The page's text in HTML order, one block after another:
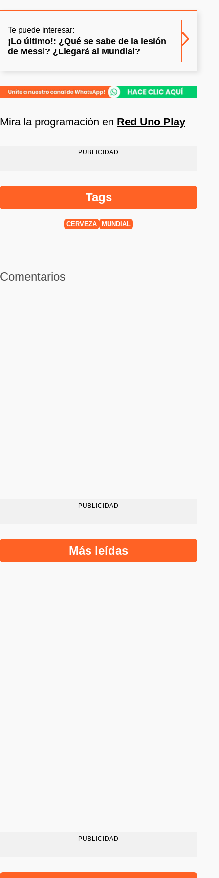
Te puede interesar:
¡Lo último!: ¿Qué se sabe de la lesión
de Messi? ¿Llegará al Mundial?
Mira la programación en Red Uno Play
PUBLICIDAD
Tags
CERVEZA MUNDIAL
Comentarios
PUBLICIDAD
Más leídas
PUBLICIDAD